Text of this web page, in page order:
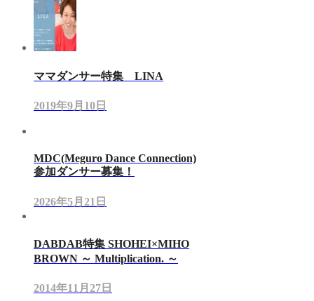
ママダンサー特集 LINA
2019年9月10日
MDC(Meguro Dance Connection)
参加ダンサー募集！
2026年5月21日
DABDAB特集 SHOHEI×MIHO
BROWN ～ Multiplication. ～
2014年11月27日